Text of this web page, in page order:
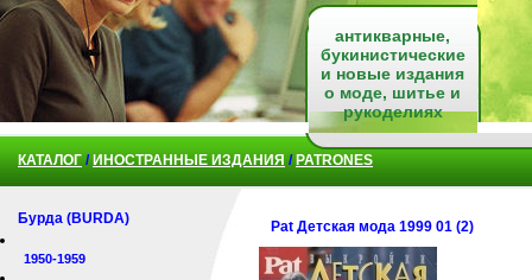
антикварные,
букинистические
и новые издания
о моде, шитье и
рукоделиях
КАТАЛОГ / ИНОСТРАННЫЕ ИЗДАНИЯ / PATRONES
Бурда (BURDA)
1950-1959
Pat Детская мода 1999 01 (2)